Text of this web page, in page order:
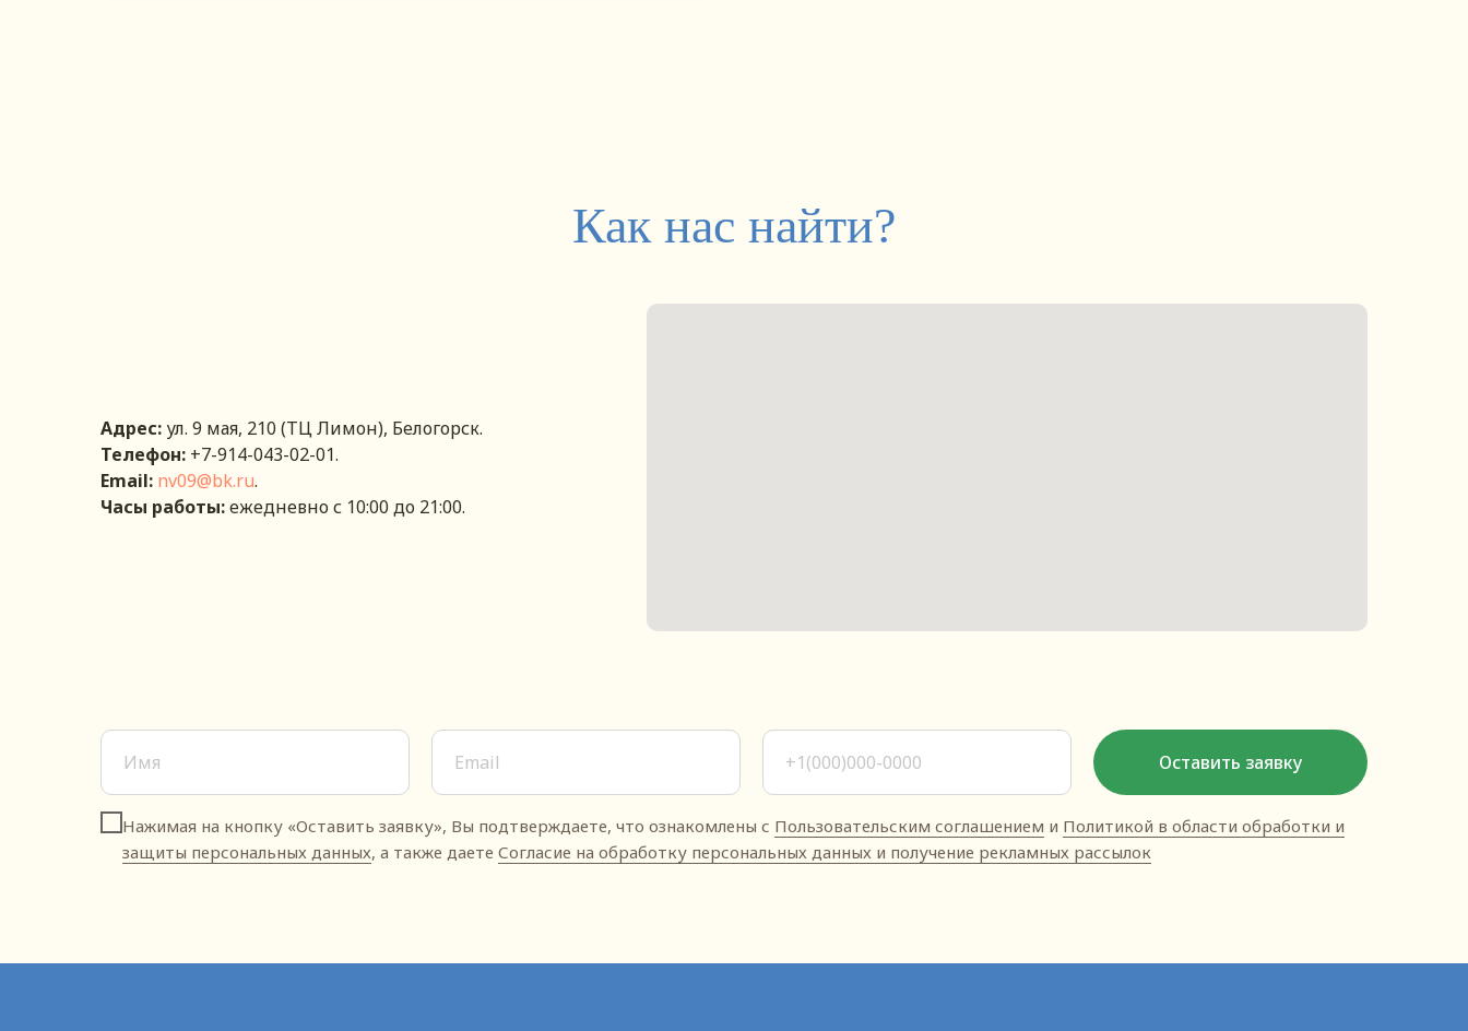
Как нас найти?
Адрес: ул. 9 мая, 210 (ТЦ Лимон), Белогорск.
Телефон: +7-914-043-02-01.
Email: nv09@bk.ru.
Часы работы:eжедневно с 10:00 до 21:00.
Нажимая на кнопку «Оставить заявку», Вы подтверждаете, что ознакомлены с Пользовательским соглашением и Политикой в области обработки и
защиты персональных данных, а также даете Согласие на обработку персональных данных и получение рекламных рассылок
Оставить заявку